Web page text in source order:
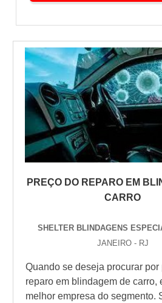
PREÇO DO REPARO EM
CARRO
SHELTER BLINDAGENS
JANEIRO - RJ
Quando se deseja procurar por
reparo em blindagem de carro,
melhor empresa do segmento.